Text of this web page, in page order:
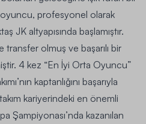
profesyonel olarak
JK altyapısında başlamıştır.
transfer olmuş ve başarılı bir
4 kez “En İyi Orta Oyuncu”
kaptanlığını başarıyla
kariyerindeki en önemli
Şampiyonası’nda kazanılan